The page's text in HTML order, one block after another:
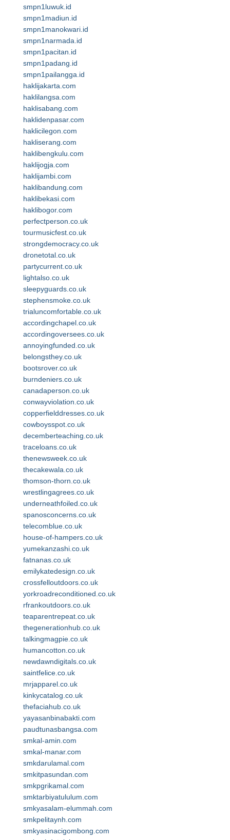
smpn1luwuk.id
smpn1madiun.id
smpn1manokwari.id
smpn1narmada.id
smpn1pacitan.id
smpn1padang.id
smpn1pailangga.id
haklijakarta.com
haklilangsa.com
haklisabang.com
haklidenpasar.com
haklicilegon.com
hakliserang.com
haklibengkulu.com
haklijogja.com
haklijambi.com
haklibandung.com
haklibekasi.com
haklibogor.com
perfectperson.co.uk
tourmusicfest.co.uk
strongdemocracy.co.uk
dronetotal.co.uk
partycurrent.co.uk
lightalso.co.uk
sleepyguards.co.uk
stephensmoke.co.uk
trialuncomfortable.co.uk
accordingchapel.co.uk
accordingoversees.co.uk
annoyingfunded.co.uk
belongsthey.co.uk
bootsrover.co.uk
burndeniers.co.uk
canadaperson.co.uk
conwayviolation.co.uk
copperfielddresses.co.uk
cowboysspot.co.uk
decemberteaching.co.uk
traceloans.co.uk
thenewsweek.co.uk
thecakewala.co.uk
thomson-thorn.co.uk
wrestlingagrees.co.uk
underneathfoiled.co.uk
spanosconcerns.co.uk
telecomblue.co.uk
house-of-hampers.co.uk
yumekanzashi.co.uk
fatnanas.co.uk
emilykatedesign.co.uk
crossfelloutdoors.co.uk
yorkroadreconditioned.co.uk
rfrankoutdoors.co.uk
teaparentrepeat.co.uk
thegenerationhub.co.uk
talkingmagpie.co.uk
humancotton.co.uk
newdawndigitals.co.uk
saintfelice.co.uk
mrjapparel.co.uk
kinkycatalog.co.uk
thefaciahub.co.uk
yayasanbinabakti.com
paudtunasbangsa.com
smkal-amin.com
smkal-manar.com
smkdarulamal.com
smkitpasundan.com
smkpgrikamal.com
smktarbiyatululum.com
smkyasalam-elummah.com
smkpelitaynh.com
smkyasinacigombong.com